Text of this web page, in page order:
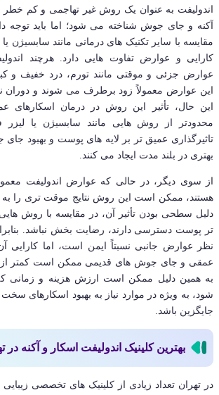
اندولیفت به عنوان یک روش غیر تهاجمی و کم خطر
آکنه و جای جوش شناخته می شود؛ اما باید
مقایسه با سایر تکنیک های درمانی مانند سابسیژن
کارایی و عوارض تفاوت هایی دارد. هرچند
عوارض جزئی و موقتی مانند تورم، درد خفیف و
این عوارض معمولاً زود برطرف می شوند و دوران
این حال، تأثیر این روش در درمان اسکارهای
محدودتر از روش هایی مانند سابسیژن یا
تاثیرگذاری عمیق تر بر لایه های پوست و بهبود
بهتری در بلند مدت ایجاد می کنند.
از سوی دیگر، در حالی که عوارض اندولیفت
هستند، ممکن است این روش نتایج موقت تری را به
دلیل سطحی بودن تأثیر آن، در مقایسه با روش
تر پوست دسترسی دارند، رضایت بخش نباشد.
نظر عوارض جانبی نسبتاً ایمن است، اما کارایی
عمقی و جای جوش های قدیمی ممکن است کمتر از
به همین دلیل ممکن است ارزش هزینه و
شود، به ویژه در موارد نیاز به بهبود اسکارهای
جایگزین باشد.
بهترین کلینیک اندولیفت اسکار و آکنه در
در تهران تعداد زیادی از کلینیک های تخصصی